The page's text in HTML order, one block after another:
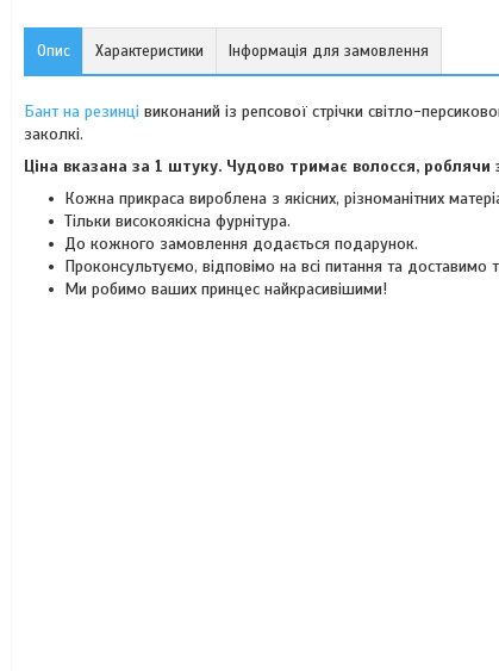
Опис Характеристики Інформація для замовлення
Бант на резинці виконаний із репсової стрічки світло-
заколкі.
Ціна вказана за 1 штуку. Чудово тримає волосся,
Кожна прикраса вироблена з якісних, різноманітних
Тільки високоякісна фурнітура.
До кожного замовлення додається подарунок.
Проконсультуємо, відповімо на всі питання та доставимо
Ми робимо ваших принцес найкрасивішими!